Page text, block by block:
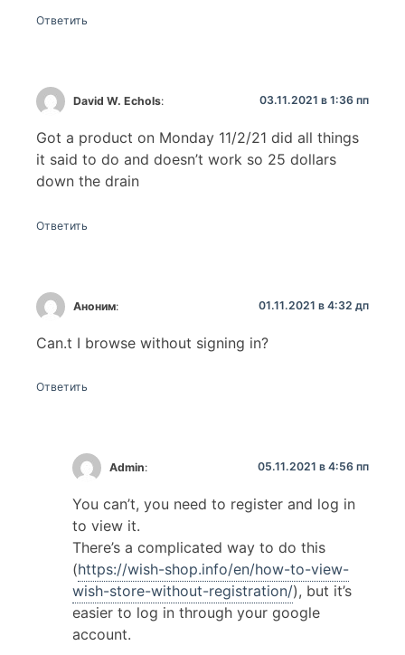
Ответить
David W. Echols: 03.11.2021 в 1:36 пп
Got a product on Monday 11/2/21 did all things
it said to do and doesn’t work so 25 dollars
down the drain
Ответить
Аноним: 01.11.2021 в 4:32 дп
Can.t I browse without signing in?
Ответить
Admin: 05.11.2021 в 4:56 пп
You can’t, you need to register and log in
to view it.
There’s a complicated way to do this
(https://wish-shop.info/en/how-to-view-
wish-store-without-registration/), but it’s
easier to log in through your google
account.